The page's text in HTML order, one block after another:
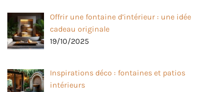
Offrir une fontaine d’intérieur : une idée
cadeau originale
19/10/2025
Inspirations déco : fontaines et patios
intérieurs